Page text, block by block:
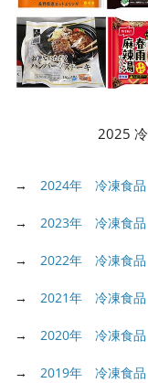
2025
→ 2024年 冷凍食
→ 2023年 冷凍食
→ 2022年 冷凍食
→ 2021年 冷凍食
→ 2020年 冷凍食
→ 2019年 冷凍食